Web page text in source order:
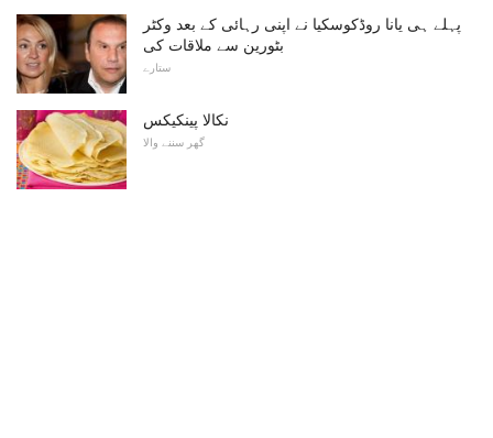
پہلے ہی یانا روڈکوسکیا نے اپنی رہائی کے بعد وکٹر
بٹورین سے ملاقات کی
ستارے
نکالا پینکیکس
گھر سننے والا